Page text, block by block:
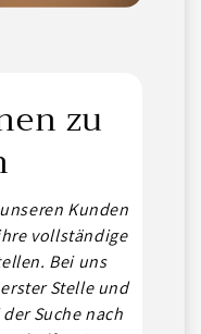
zu
Kunden
vollständige
Bei uns
Stelle und
Suche nach